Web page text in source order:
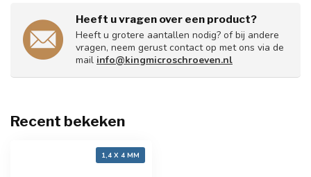
Heeft u vragen over een product?
Heeft u grotere aantallen nodig? of bij andere
vragen, neem gerust contact op met ons via de
mail info@kingmicroschroeven.nl
Recent bekeken
1,4 X 4 MM